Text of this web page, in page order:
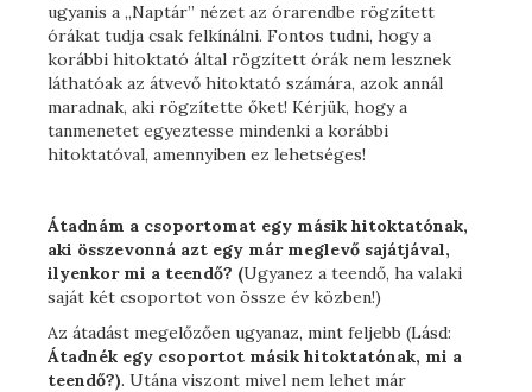
ugyanis a „Naptár” nézet az órarendbe rögzített
órákat tudja csak felkínálni. Fontos tudni, hogy a
korábbi hitoktató által rögzített órák nem lesznek
láthatóak az átvevő hitoktató számára, azok annál
maradnak, aki rögzítette őket! Kérjük, hogy a
tanmenetet egyeztesse mindenki a korábbi
hitoktatóval, amennyiben ez lehetséges!
Átadnám a csoportomat egy másik hitoktatónak,
aki összevonná azt egy már meglevő sajátjával,
ilyenkor mi a teendő? (Ugyanez a teendő, ha valaki
saját két csoportot von össze év közben!)
Az átadást megelőzően ugyanaz, mint feljebb (Lásd:
Átadnék egy csoportot másik hitoktatónak, mi a
teendő?). Utána viszont mivel nem lehet már